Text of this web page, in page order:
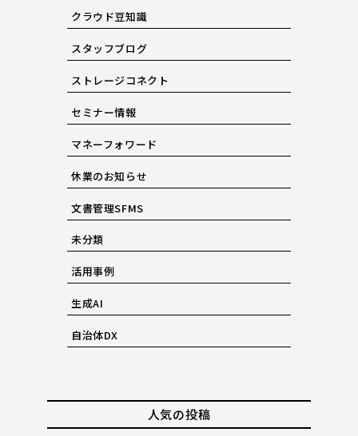
クラウド豆知識
スタッフブログ
ストレージコネクト
セミナー情報
マネーフォワード
休業のお知らせ
文書管理SFMS
未分類
活用事例
生成AI
自治体DX
人気の投稿